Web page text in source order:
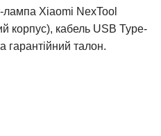
лампа Xiaomi NexTool
корпус), кабель USB Type-
гарантійний талон.